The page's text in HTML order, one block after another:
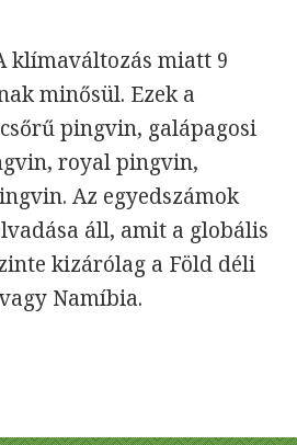
klímaváltozás miatt 9
minősül. Ezek a
pingvin, galápagosi
royal pingvin,
Az egyedszámok
áll, amit a globális
kizárólag a Föld déli
Namíbia.